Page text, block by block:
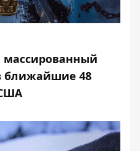
массированный
ближайшие 48